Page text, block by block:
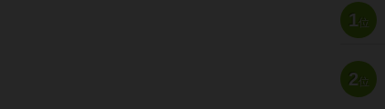
1位
2位